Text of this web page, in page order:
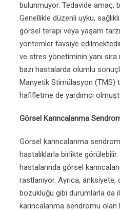
bulunmuyor. Tedavide amaç,
Genellikle düzenli uyku,
görsel terapi veya yaşam
yöntemler tavsiye
ve stres yönetiminin yanı
bazı hastalarda olumlu
Manyetik Stimülasyon (TMS)
hafifletme de yardımcı
Görsel Karıncalanma
Görsel karıncalanma
hastalıklarla birlikte
hastalarında görsel
rastlanıyor. Ayrıca,
bozukluğu gibi durumlarla da
karıncalanma sendromu olan